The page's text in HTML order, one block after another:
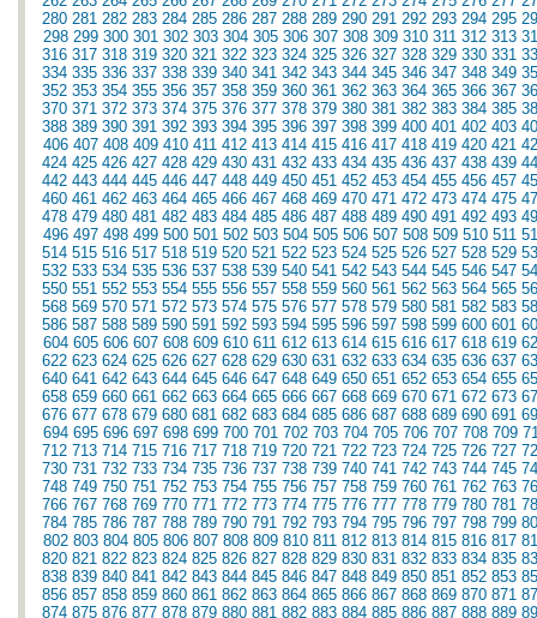
280 281 282 283 284 285 286 287 288 289 290 291 292 293 294 295
298 299 300 301 302 303 304 305 306 307 308 309 310 311 312 313
316 317 318 319 320 321 322 323 324 325 326 327 328 329 330 331
334 335 336 337 338 339 340 341 342 343 344 345 346 347 348 349
352 353 354 355 356 357 358 359 360 361 362 363 364 365 366 367
370 371 372 373 374 375 376 377 378 379 380 381 382 383 384 385
388 389 390 391 392 393 394 395 396 397 398 399 400 401 402 403
406 407 408 409 410 411 412 413 414 415 416 417 418 419 420 421
424 425 426 427 428 429 430 431 432 433 434 435 436 437 438 439
442 443 444 445 446 447 448 449 450 451 452 453 454 455 456 457
460 461 462 463 464 465 466 467 468 469 470 471 472 473 474 475
478 479 480 481 482 483 484 485 486 487 488 489 490 491 492 493
496 497 498 499 500 501 502 503 504 505 506 507 508 509 510 511
514 515 516 517 518 519 520 521 522 523 524 525 526 527 528 529
532 533 534 535 536 537 538 539 540 541 542 543 544 545 546 547
550 551 552 553 554 555 556 557 558 559 560 561 562 563 564 565
568 569 570 571 572 573 574 575 576 577 578 579 580 581 582 583
586 587 588 589 590 591 592 593 594 595 596 597 598 599 600 601
604 605 606 607 608 609 610 611 612 613 614 615 616 617 618 619
622 623 624 625 626 627 628 629 630 631 632 633 634 635 636 637
640 641 642 643 644 645 646 647 648 649 650 651 652 653 654 655
658 659 660 661 662 663 664 665 666 667 668 669 670 671 672 673
676 677 678 679 680 681 682 683 684 685 686 687 688 689 690 691
694 695 696 697 698 699 700 701 702 703 704 705 706 707 708 709
712 713 714 715 716 717 718 719 720 721 722 723 724 725 726 727
730 731 732 733 734 735 736 737 738 739 740 741 742 743 744 745
748 749 750 751 752 753 754 755 756 757 758 759 760 761 762 763
766 767 768 769 770 771 772 773 774 775 776 777 778 779 780 781
784 785 786 787 788 789 790 791 792 793 794 795 796 797 798 799
802 803 804 805 806 807 808 809 810 811 812 813 814 815 816 817
820 821 822 823 824 825 826 827 828 829 830 831 832 833 834 835
838 839 840 841 842 843 844 845 846 847 848 849 850 851 852 853
856 857 858 859 860 861 862 863 864 865 866 867 868 869 870 871
874 875 876 877 878 879 880 881 882 883 884 885 886 887 888 889